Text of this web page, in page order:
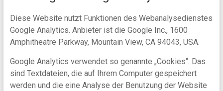
Diese Website nutzt Funktionen des Webanalysedienstes
Google Analytics. Anbieter ist die Google Inc., 1600
Amphitheatre Parkway, Mountain View, CA 94043, USA.
Google Analytics verwendet so genannte „Cookies“. Das
sind Textdateien, die auf Ihrem Computer gespeichert
werden und die eine Analyse der Benutzung der Website